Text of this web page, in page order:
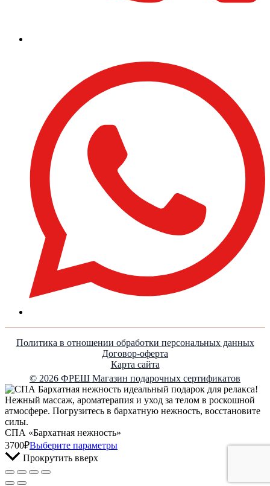
Политика в отношении обработки персональных данных
Договор-оферта
Карта сайта
© 2026 ФРЕШ Магазин подарочных сертификатов
СПА «Бархатная нежность»
3700₽Выберите параметры
Прокрутить вверх